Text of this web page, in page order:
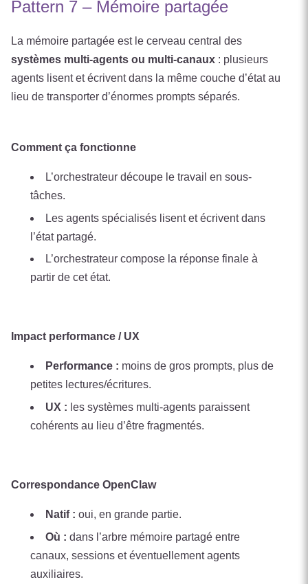
Pattern 7 – Mémoire partagée
La mémoire partagée est le cerveau central des
systèmes multi-agents ou multi-canaux : plusieurs
agents lisent et écrivent dans la même couche d’état au
lieu de transporter d’énormes prompts séparés.
Comment ça fonctionne
L’orchestrateur découpe le travail en sous-
tâches.
Les agents spécialisés lisent et écrivent dans
l’état partagé.
L’orchestrateur compose la réponse finale à
partir de cet état.
Impact performance / UX
Performance : moins de gros prompts, plus de
petites lectures/écritures.
UX : les systèmes multi-agents paraissent
cohérents au lieu d’être fragmentés.
Correspondance OpenClaw
Natif : oui, en grande partie.
Où : dans l’arbre mémoire partagé entre
canaux, sessions et éventuellement agents
auxiliaires.